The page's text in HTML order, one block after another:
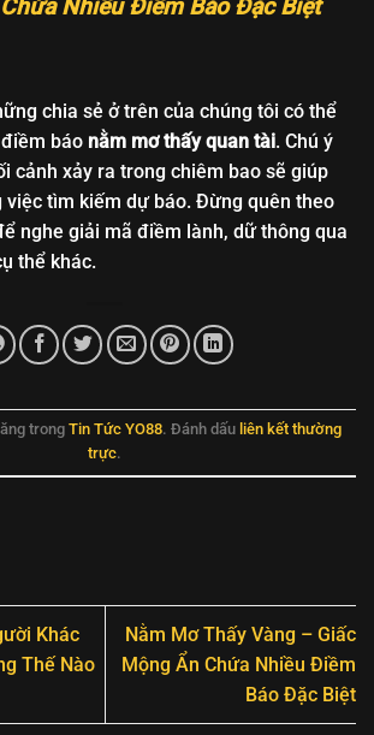
Nhiều Điềm Báo Đặc Biệt
chia sẻ ở trên của chúng tôi có thể
báo nằm mơ thấy quan tài. Chú ý
cảnh xảy ra trong chiêm bao sẽ giúp
việc tìm kiếm dự báo. Đừng quên theo
nghe giải mã điềm lành, dữ thông qua
thể khác.
trong Tin Tức YO88. Đánh dấu liên kết thường
trực.
Khác
Thế Nào
Nằm Mơ Thấy Vàng – Giấc
Mộng Ẩn Chứa Nhiều Điềm
Báo Đặc Biệt